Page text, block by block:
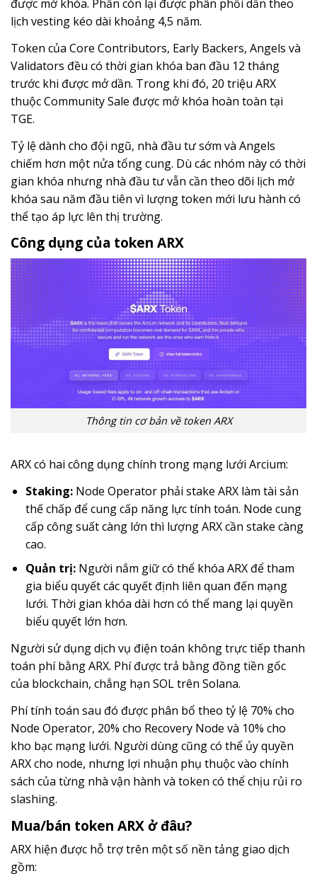
được mở khóa. Phần còn lại được phân phối dần theo
lịch vesting kéo dài khoảng 4,5 năm.
Token của Core Contributors, Early Backers, Angels và
Validators đều có thời gian khóa ban đầu 12 tháng
trước khi được mở dần. Trong khi đó, 20 triệu ARX
thuộc Community Sale được mở khóa hoàn toàn tại
TGE.
Tỷ lệ dành cho đội ngũ, nhà đầu tư sớm và Angels
chiếm hơn một nửa tổng cung. Dù các nhóm này có thời
gian khóa nhưng nhà đầu tư vẫn cần theo dõi lịch mở
khóa sau năm đầu tiên vì lượng token mới lưu hành có
thể tạo áp lực lên thị trường.
Công dụng của token ARX
Thông tin cơ bản về token ARX
ARX có hai công dụng chính trong mạng lưới Arcium:
Staking:Node Operator phải stake ARX làm tài sản
thế chấp để cung cấp năng lực tính toán. Node cung
cấp công suất càng lớn thì lượng ARX cần stake càng
cao.
Quản trị:Người nắm giữ có thể khóa ARX để tham
gia biểu quyết các quyết định liên quan đến mạng
lưới. Thời gian khóa dài hơn có thể mang lại quyền
biểu quyết lớn hơn.
Người sử dụng dịch vụ điện toán không trực tiếp thanh
toán phí bằng ARX. Phí được trả bằng đồng tiền gốc
của blockchain, chẳng hạn SOL trên Solana.
Phí tính toán sau đó được phân bổ theo tỷ lệ 70% cho
Node Operator, 20% cho Recovery Node và 10% cho
kho bạc mạng lưới. Người dùng cũng có thể ủy quyền
ARX cho node, nhưng lợi nhuận phụ thuộc vào chính
sách của từng nhà vận hành và token có thể chịu rủi ro
slashing.
Mua/bán token ARX ở đâu?
ARX hiện được hỗ trợ trên một số nền tảng giao dịch
gồm: